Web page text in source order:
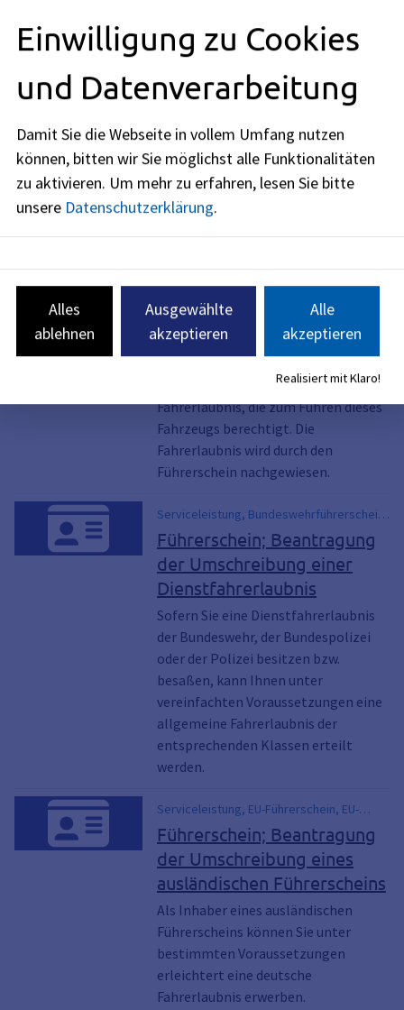
Bei erstmaligem Erwerb einer
Fahrerlaubnis wird diese - mit
auf Probe erteilt. Der Fahranfänger
besonderen Regeln, die der hohen
Unfallgefährdung entgegenwirken
sollen.
Serviceleistung, EU-Führerschein,
Fahrerlaubnis, Führerschein, Führerschein
Führerschein; Beantragung
der Fahrerlaubnis und der
Erweiterung einer
bestehenden Fahrerlaubnis
Wenn Sie auf öffentlichen
führen wollen, benötigen Sie eine
Fahrerlaubnis, die zum Führen dieses
Fahrzeugs berechtigt. Die
Fahrerlaubnis wird durch den
Führerschein nachgewiesen.
Serviceleistung, Bundeswehrführerschein,
Dienstfahrerlaubnis, Polizeiführerschein
Führerschein; Beantragung
der Umschreibung einer
Dienstfahrerlaubnis
Sofern Sie eine Dienstfahrerlaubnis
der Bundeswehr, der Bundespolizei
oder der Polizei besitzen bzw.
besaßen, kann Ihnen unter
vereinfachten Voraussetzungen eine
allgemeine Fahrerlaubnis der
entsprechenden Klassen erteilt
werden.
Serviceleistung, EU-Führerschein, EU-
Kartenführerschein, Führerschein,
Führerschein, Kartenführerschein, EU-
Führerschein, EU-Kartenführerschein,
Führerschein, Umschreibung von
ausländischen Führerscheinen,
Führerschein; Beantragung
der Umschreibung eines
ausländischen Führerscheins
Als Inhaber eines ausländischen
Führerscheins können Sie unter
bestimmten Voraussetzungen
erleichtert eine deutsche
Fahrerlaubnis erwerben.
Einwilligung zu Cookies
und Datenverarbeitung
Damit Sie die Webseite in vollem Umfang nutzen
können, bitten wir Sie möglichst alle Funktionalitäten
zu aktivieren. Um mehr zu erfahren, lesen Sie bitte
unsere Datenschutzerklärung.
Alles
ablehnen
Ausgewählte
akzeptieren
Alle
akzeptieren
Realisiert mit Klaro!